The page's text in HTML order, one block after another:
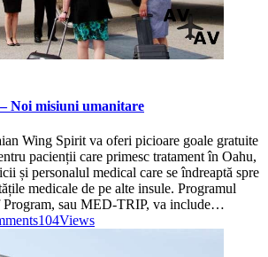
Noi misiuni umanitare
Wing Spirit va oferi picioare goale gratuite
pacienții care primesc tratament în Oahu,
și personalul medical care se îndreaptă spre
medicale de pe alte insule. Programul
sau MED-TRIP, va include…
104Views